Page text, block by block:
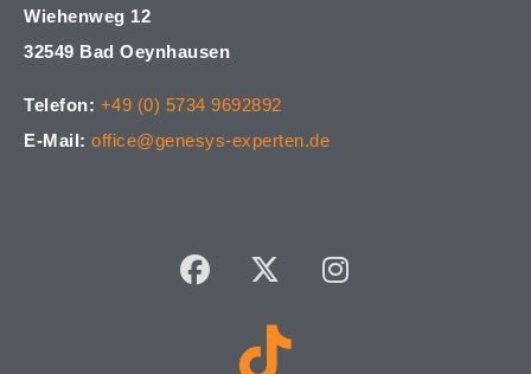
Wiehenweg 12
32549 Bad Oeynhausen
Telefon: +49 (0) 5734 9692892
E-Mail: office@genesys-experten.de